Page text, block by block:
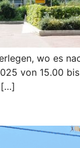
wo es
von 15.00
[…]